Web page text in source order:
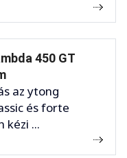
450 GT
az ytong
és forte
kézi ...